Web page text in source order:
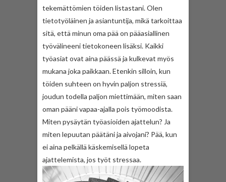
tekemättömien töiden listastani. Olen
tietotyöläinen ja asiantuntija, mikä tarkoittaa
sitä, että minun oma pää on pääasiallinen
työvälineeni tietokoneen lisäksi. Kaikki
työasiat ovat aina päässä ja kulkevat myös
mukana joka paikkaan. Etenkin silloin, kun
töiden suhteen on hyvin paljon stressiä,
joudun todella paljon miettimään, miten saan
oman pääni vapaa-ajalla pois työmoodista.
Miten pysäytän työasioiden ajattelun? Ja
miten lepuutan päätäni ja aivojani? Pää, kun
ei aina pelkällä käskemisellä lopeta
ajattelemista, jos työt stressaa.